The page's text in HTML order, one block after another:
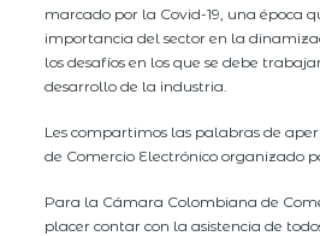
marcado por la Covid-19, una época
importancia del sector en la
los desafíos en los que se debe
desarrollo de la industria.
Les compartimos las palabras de
de Comercio Electrónico organizado
Para la Cámara Colombiana de
placer contar con la asistencia de